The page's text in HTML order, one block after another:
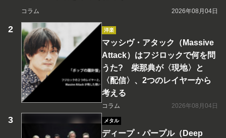
コラム 2026年08月04日
洋楽
マッシヴ・アタック（Massive
Attack）はフジロックで何を問
うた? 柴那典が〈現地〉と
〈配信〉、2つのレイヤーから
考える
コラム 2026年08月04日
メタル
ディープ・パープル（Deep